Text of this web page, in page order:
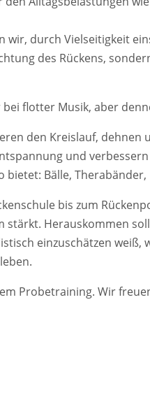
wir, durch Vielseitigkeit
des Rückens,
flotter Musik, aber
den Kreislauf, dehnen
und
bietet: Bälle,
bis zum
stärkt. Herauskommen
einzuschätzen
Probetraining. Wir